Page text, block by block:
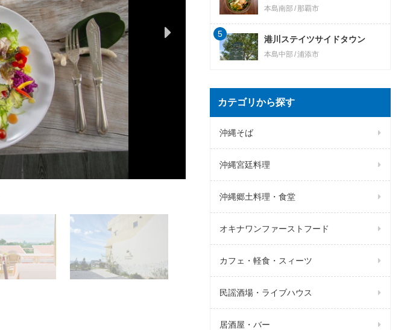
席
本島南部 那覇市
港川ステイツサイドタウン
本島中部 浦添市
5
カテゴリから探す
沖縄そば
沖縄宮廷料理
沖縄郷土料理・食堂
オキナワンファーストフード
カフェ・軽食・スィーツ
民謡酒場・ライブハウス
居酒屋・バー